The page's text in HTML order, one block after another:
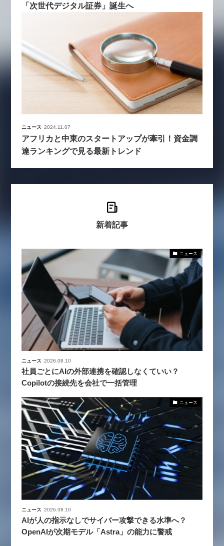
「次世代デジタル証券」誕生へ
ニュース 2024.11.07
アフリカと中東のスタートアップが牽引！資金調
達ランキングで見る最新トレンド
新着記事
ニュース
ニュース 2026.08.10
社員ごとにAIの外部連携を確認しなくていい？
Copilotの接続先を会社で一括管理
ニュース
ニュース 2026.08.10
AIが人の指示なしでサイバー攻撃できる水準へ？
OpenAIが次期モデル「Astra」の能力に警戒